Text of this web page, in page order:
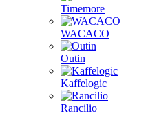
Timemore
WACACO
Outin
Kaffelogic
Rancilio